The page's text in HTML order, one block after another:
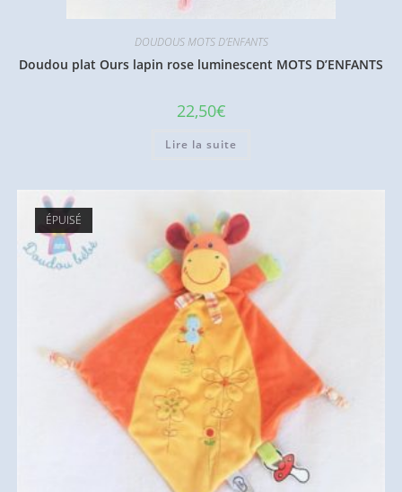
DOUDOUS MOTS D'ENFANTS
Doudou plat Ours lapin rose luminescent MOTS D’ENFANTS
22,50€
Lire la suite
ÉPUISÉ